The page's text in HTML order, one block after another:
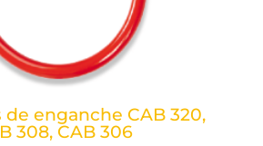
enganche CAB 320,
308, CAB 306